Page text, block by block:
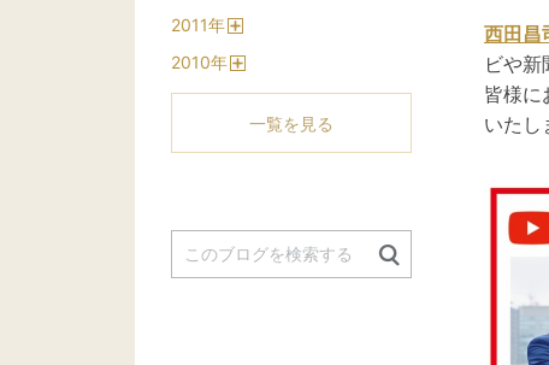
西田昌
ビや
皆様に
いたし
2011年
2010年
一覧を見る